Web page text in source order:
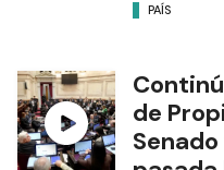
PAÍS
de